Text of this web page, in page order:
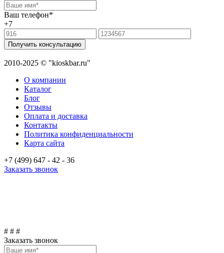
Ваш телефон*
+7
Получить консультацию
2010-2025 © "kioskbar.ru"
О компании
Каталог
Блог
Отзывы
Оплата и доставка
Контакты
Политика конфиденциальности
Карта сайта
+7 (499) 647 - 42 - 36
Заказать звонок
# # #
Заказать звонок